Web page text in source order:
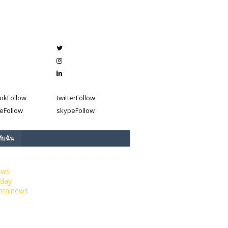
Follow twitterFollow
Follow skypeFollow
บฉัน